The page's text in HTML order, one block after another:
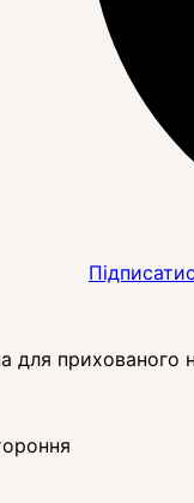
прихованого